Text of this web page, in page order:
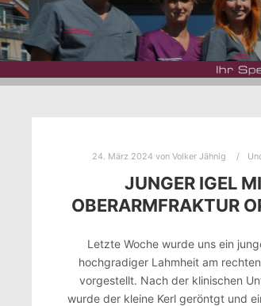
24. März 2024 von Volker Jähnig
JUNGER IGEL
OBERARMFRAKTUR
Letzte Woche wurde uns ein
hochgradiger Lahmheit am
vorgestellt. Nach der klinischen
wurde der kleine Kerl geröntgt und